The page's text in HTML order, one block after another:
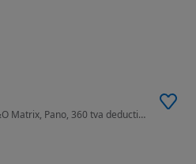
2967 cm3 • 349 CP • Audi S5 B&O Matrix, Pano, 360 tva deductibil